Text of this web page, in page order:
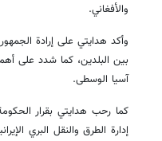
والأفغاني.
وأكد هدايتي على إرادة
بين البلدين، كما شدد على
آسيا الوسطى.
كما رحب هدايتي بقرار
إدارة الطرق والنقل البري